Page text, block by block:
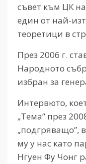
съвет към ЦК
един от най-
теоретици в
През 2006 г.
Народното
избран за
Интервюто,
„Тема” през
„подгряващо”,
му у нас като
Нгуен Фу Чонг